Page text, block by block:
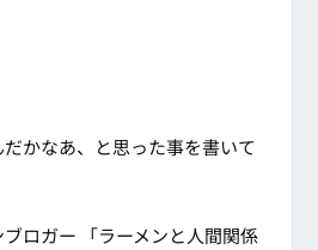
かなあ、と思った事を書いて
ロガー 「ラーメンと人間関係